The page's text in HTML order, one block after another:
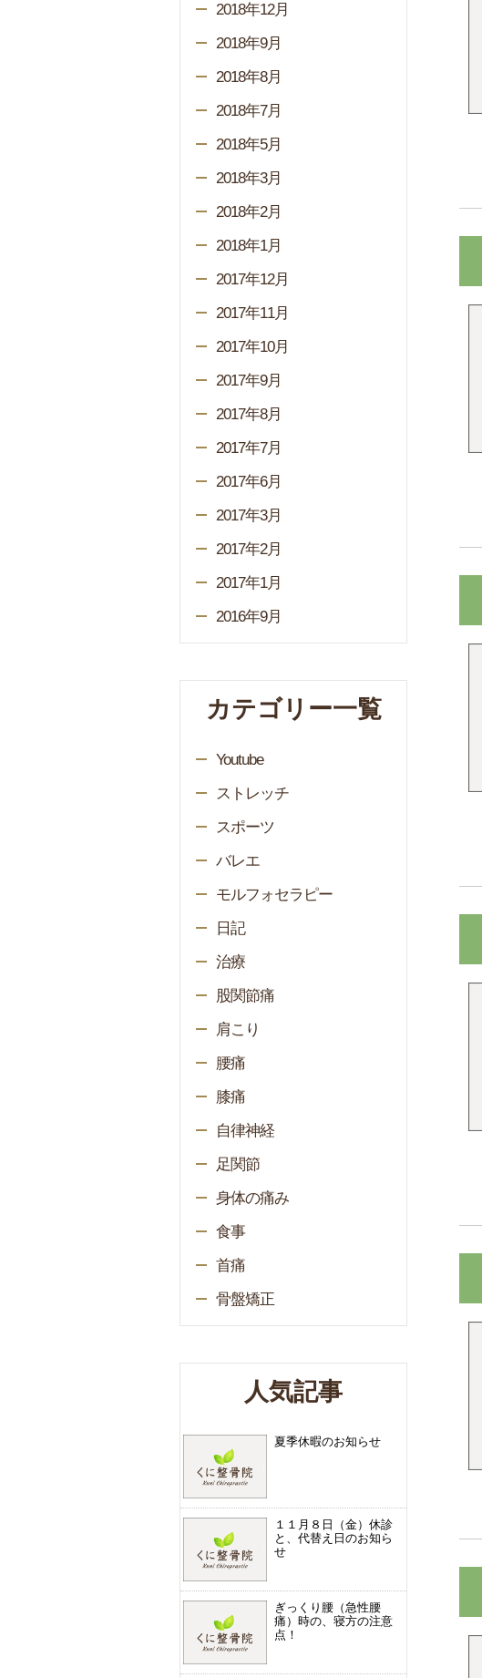
2018年12月
2018年9月
2018年8月
2018年7月
2018年5月
2018年3月
2018年2月
2018年1月
2017年12月
2017年11月
2017年10月
2017年9月
2017年8月
2017年7月
2017年6月
2017年3月
2017年2月
2017年1月
2016年9月
カテゴリー一覧
Youtube
ストレッチ
スポーツ
バレエ
モルフォセラピー
日記
治療
股関節痛
肩こり
腰痛
膝痛
自律神経
足関節
身体の痛み
食事
首痛
骨盤矯正
人気記事
夏季休暇のお知らせ
１１月８日（金）休診
と、代替え日のお知ら
せ
ぎっくり腰（急性腰
痛）時の、寝方の注意
点！